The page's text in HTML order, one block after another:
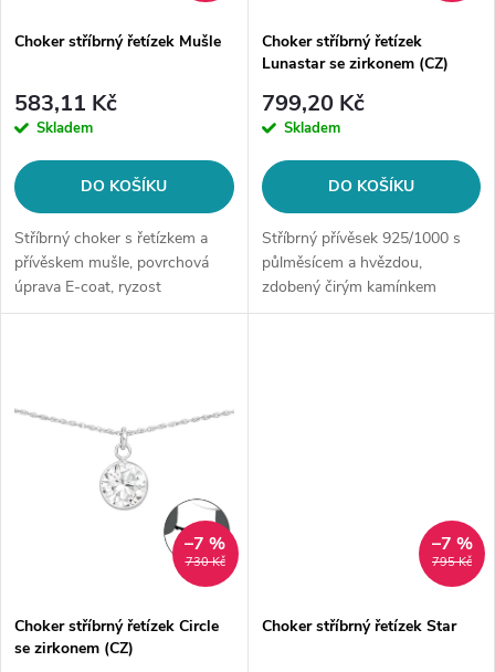
r
o
d
u
k
p
r
o
d
u
k
ů
Choker stříbrný řetízek Mušle
583,11 Kč
Skladem
DO KOŠÍKU
Stříbrný choker s řetízkem a
přívěskem mušle, povrchová
úprava E-coat, ryzost
925/1000.
Choker stříbrný řetízek
Lunastar se zirkonem (CZ)
799,20 Kč
Skladem
DO KOŠÍKU
Stříbrný přívěsek 925/1000 s
půlměsícem a hvězdou,
zdobený čirým kamínkem
Kubické zirkonie, velikost 9x11
730 Kč
–7 %
Choker stříbrný řetízek Circle
se zirkonem (CZ)
795 Kč
–7 %
Choker stříbrný řetízek Star